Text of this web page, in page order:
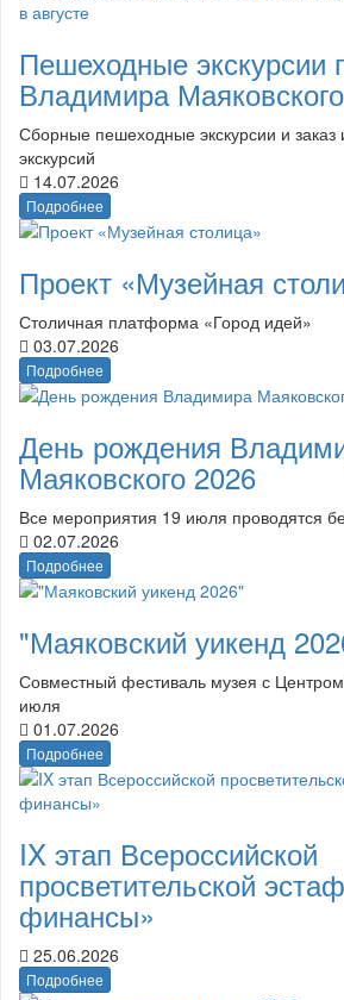
Пешеходные экскурсии
Владимира
Сборные пешеходные экскурсии и заказ
экскурсий
14.07.2026
Подробнее
Проект «Музейная
Столичная платформа «Город идей»
03.07.2026
Подробнее
День рождения
Маяковского 2026
Все мероприятия 19 июля проводятся
02.07.2026
Подробнее
"Маяковский уикенд
Совместный фестиваль музея с
июля
01.07.2026
Подробнее
IX этап Всероссийской
просветительской
финансы»
25.06.2026
Подробнее